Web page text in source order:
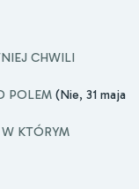
CHWILI
POLEM (Nie, 31 maja
KTÓRYM